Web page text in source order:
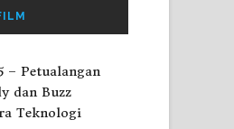
– Petualangan
dan Buzz
Teknologi